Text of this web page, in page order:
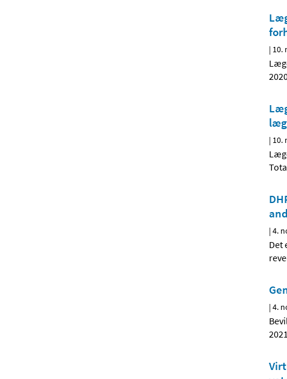
| 10.
| 10.
|4.
Det
|4.